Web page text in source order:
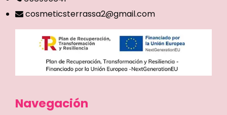
cosmeticsterrassa2@gmail.com
Navegación